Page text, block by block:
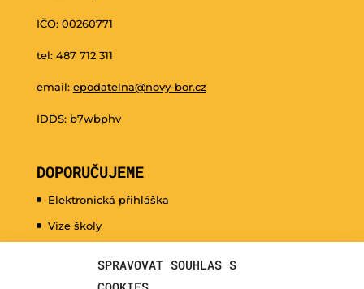
SPRAVOVAT SOUHLAS S
IČO: 00260771
tel: 487 712 311
email: epodatelna@novy-bor.cz
IDDS: b7wbphv
DOPORUČUJEME
Elektronická přihláška
Vize školy